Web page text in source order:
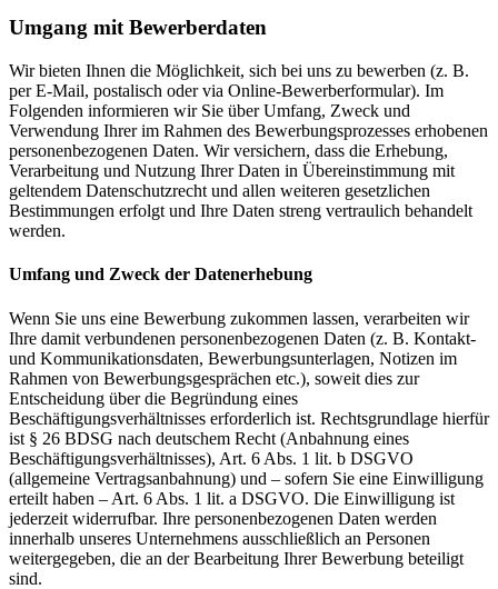
Umgang mit Bewerberdaten
Wir bieten Ihnen die Möglichkeit, sich bei uns zu bewerben (z. B.
per E-Mail, postalisch oder via Online-Bewerberformular). Im
Folgenden informieren wir Sie über Umfang, Zweck und
Verwendung Ihrer im Rahmen des Bewerbungsprozesses erhobenen
personenbezogenen Daten. Wir versichern, dass die Erhebung,
Verarbeitung und Nutzung Ihrer Daten in Übereinstimmung mit
geltendem Datenschutzrecht und allen weiteren gesetzlichen
Bestimmungen erfolgt und Ihre Daten streng vertraulich behandelt
werden.
Umfang und Zweck der Datenerhebung
Wenn Sie uns eine Bewerbung zukommen lassen, verarbeiten wir
Ihre damit verbundenen personenbezogenen Daten (z. B. Kontakt-
und Kommunikationsdaten, Bewerbungsunterlagen, Notizen im
Rahmen von Bewerbungsgesprächen etc.), soweit dies zur
Entscheidung über die Begründung eines
Beschäftigungsverhältnisses erforderlich ist. Rechtsgrundlage hierfür
ist § 26 BDSG nach deutschem Recht (Anbahnung eines
Beschäftigungsverhältnisses), Art. 6 Abs. 1 lit. b DSGVO
(allgemeine Vertragsanbahnung) und – sofern Sie eine Einwilligung
erteilt haben – Art. 6 Abs. 1 lit. a DSGVO. Die Einwilligung ist
jederzeit widerrufbar. Ihre personenbezogenen Daten werden
innerhalb unseres Unternehmens ausschließlich an Personen
weitergegeben, die an der Bearbeitung Ihrer Bewerbung beteiligt
sind.